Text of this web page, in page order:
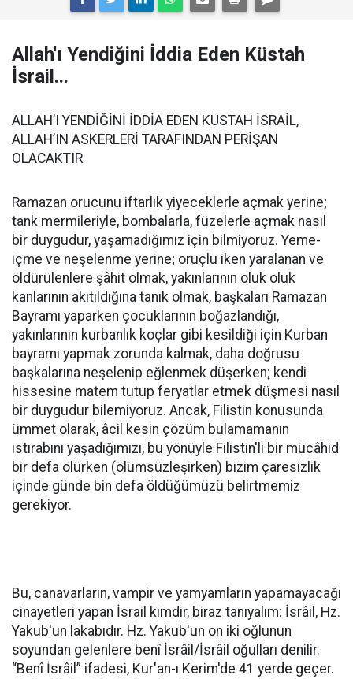
Allah'ı Yendiğini İddia Eden Küstah
İsrail...
ALLAH’I YENDİĞİNİ İDDİA EDEN KÜSTAH İSRAİL,
ALLAH’IN ASKERLERİ TARAFINDAN PERİŞAN
OLACAKTIR
Ramazan orucunu iftarlık yiyeceklerle açmak yerine;
tank mermileriyle, bombalarla, füzelerle açmak nasıl
bir duygudur, yaşamadığımız için bilmiyoruz. Yeme-
içme ve neşelenme yerine; oruçlu iken yaralanan ve
öldürülenlere şâhit olmak, yakınlarının oluk oluk
kanlarının akıtıldığına tanık olmak, başkaları Ramazan
Bayramı yaparken çocuklarının boğazlandığı,
yakınlarının kurbanlık koçlar gibi kesildiği için Kurban
bayramı yapmak zorunda kalmak, daha doğrusu
başkalarına neşelenip eğlenmek düşerken; kendi
hissesine matem tutup feryatlar etmek düşmesi nasıl
bir duygudur bilemiyoruz. Ancak, Filistin konusunda
ümmet olarak, âcil kesin çözüm bulamamanın
ıstırabını yaşadığımızı, bu yönüyle Filistin'li bir mücâhid
bir defa ölürken (ölümsüzleşirken) bizim çaresizlik
içinde günde bin defa öldüğümüzü belirtmemiz
gerekiyor.
Bu, canavarların, vampir ve yamyamların yapamayacağı
cinayetleri yapan İsrail kimdir, biraz tanıyalım: İsrâil, Hz.
Yakub'un lakabıdır. Hz. Yakub'un on iki oğlunun
soyundan gelenlere benî İsrâil/İsrâil oğulları denilir.
“Benî İsrâil” ifadesi, Kur'an-ı Kerim'de 41 yerde geçer.